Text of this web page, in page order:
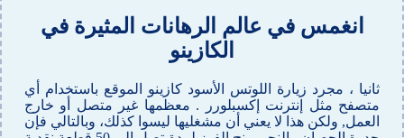
انغمس في عالم الرهانات المثيرة في
الكازينو
ثانيا ، مجرد زيارة اللوتس الأسود كازينو الموقع باستخدام أي
متصفح مثل إنترنت إكسبلورر . معظمها غير متصل أو خارج
العمل, ولكن هذا لا يعني أن مشغليها ليسوا كذلك، وبالتالي فإن